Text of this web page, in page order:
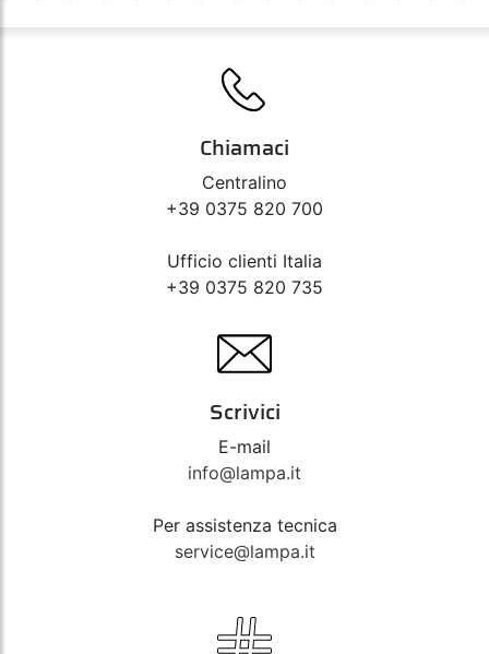
Chiamaci
Centralino
+39 0375 820 700
Ufficio clienti Italia
+39 0375 820 735
Scrivici
E-mail
info@lampa.it
Per assistenza tecnica
service@lampa.it